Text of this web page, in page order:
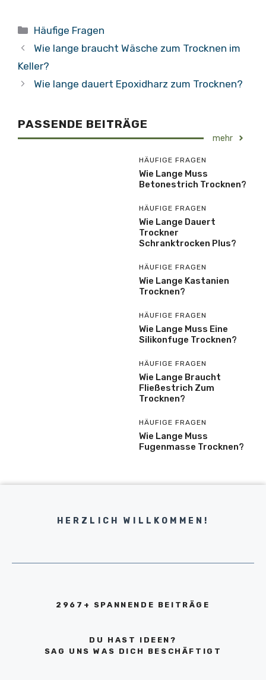
Kategorien
Häufige Fragen
Wie lange braucht Wäsche zum Trocknen im
Keller?
Wie lange dauert Epoxidharz zum Trocknen?
PASSENDE BEITRÄGE
mehr
HÄUFIGE FRAGEN
Wie Lange Muss
Betonestrich Trocknen?
HÄUFIGE FRAGEN
Wie Lange Dauert
Trockner
Schranktrocken Plus?
HÄUFIGE FRAGEN
Wie Lange Kastanien
Trocknen?
HÄUFIGE FRAGEN
Wie Lange Muss Eine
Silikonfuge Trocknen?
HÄUFIGE FRAGEN
Wie Lange Braucht
Fließestrich Zum
Trocknen?
HÄUFIGE FRAGEN
Wie Lange Muss
Fugenmasse Trocknen?
HERZLICH WILLKOMMEN!
2967+ SPANNENDE BEITRÄGE
DU HAST IDEEN?
SAG UNS WAS DICH BESCHÄFTIGT